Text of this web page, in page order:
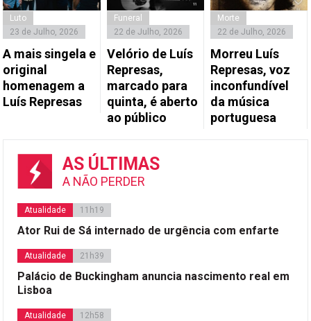
Luto
23 de Julho, 2026
A mais singela e
original
homenagem a
Luís Represas
Funeral
22 de Julho, 2026
Velório de Luís
Represas,
marcado para
quinta, é aberto
ao público
Morte
22 de Julho, 2026
Morreu Luís
Represas, voz
inconfundível
da música
portuguesa
AS ÚLTIMAS
A NÃO PERDER
Atualidade 11h19
Ator Rui de Sá internado de urgência com enfarte
Atualidade 21h39
Palácio de Buckingham anuncia nascimento real em
Lisboa
Atualidade 12h58